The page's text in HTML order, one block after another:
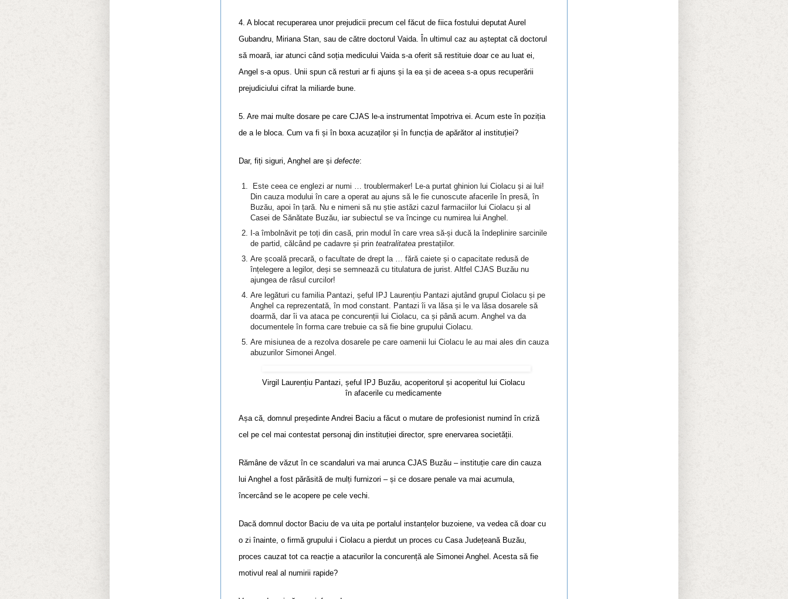
4. A blocat recuperarea unor prejudicii precum cel făcut de fiica fostului deputat Aurel
Gubandru, Miriana Stan, sau de către doctorul Vaida. În ultimul caz au așteptat că doctorul
să moară, iar atunci când soția medicului Vaida s-a oferit să restituie doar ce au luat ei,
Angel s-a opus. Unii spun că resturi ar fi ajuns și la ea și de aceea s-a opus recuperării
prejudiciului cifrat la miliarde bune.
5. Are mai multe dosare pe care CJAS le-a instrumentat împotriva ei. Acum este în poziția
de a le bloca. Cum va fi și în boxa acuzaților și în funcția de apărător al instituției?
Dar, fiți siguri, Anghel are și defecte:
Este ceea ce englezi ar numi … troublermaker! Le-a purtat ghinion lui Ciolacu și ai lui!
Din cauza modului în care a operat au ajuns să le fie cunoscute afacerile în presă, în
Buzău, apoi în țară. Nu e nimeni să nu știe astăzi cazul farmaciilor lui Ciolacu și al
Casei de Sănătate Buzău, iar subiectul se va încinge cu numirea lui Anghel.
I-a îmbolnăvit pe toți din casă, prin modul în care vrea să-și ducă la îndeplinire sarcinile
de partid, călcând pe cadavre și prin teatralitatea prestațiilor.
Are școală precară, o facultate de drept la … fără caiete și o capacitate redusă de
înțelegere a legilor, deși se semnează cu titulatura de jurist. Altfel CJAS Buzău nu
ajungea de râsul curcilor!
Are legături cu familia Pantazi, șeful IPJ Laurențiu Pantazi ajutând grupul Ciolacu și pe
Anghel ca reprezentată, în mod constant. Pantazi îi va lăsa și le va lăsa dosarele să
doarmă, dar îi va ataca pe concurenții lui Ciolacu, ca și până acum. Anghel va da
documentele în forma care trebuie ca să fie bine grupului Ciolacu.
Are misiunea de a rezolva dosarele pe care oamenii lui Ciolacu le au mai ales din cauza
abuzurilor Simonei Angel.
Virgil Laurențiu Pantazi, șeful IPJ Buzău, acoperitorul și acoperitul lui Ciolacu
în afacerile cu medicamente
Așa că, domnul președinte Andrei Baciu a făcut o mutare de profesionist numind în criză
cel pe cel mai contestat personaj din instituției director, spre enervarea societății.
Rămâne de văzut în ce scandaluri va mai arunca CJAS Buzău – instituție care din cauza
lui Anghel a fost părăsită de mulți furnizori – și ce dosare penale va mai acumula,
încercând se le acopere pe cele vechi.
Dacă domnul doctor Baciu de va uita pe portalul instanțelor buzoiene, va vedea că doar cu
o zi înainte, o firmă grupului i Ciolacu a pierdut un proces cu Casa Județeană Buzău,
proces cauzat tot ca reacție a atacurilor la concurență ale Simonei Anghel. Acesta să fie
motivul real al numirii rapide?